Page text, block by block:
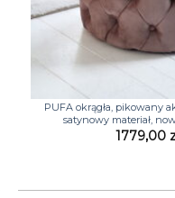
PUFA okrągła, pikowany
satynowy materiał,
1779,00